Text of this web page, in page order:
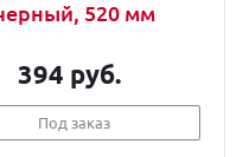
520 мм
394 руб.
Под заказ